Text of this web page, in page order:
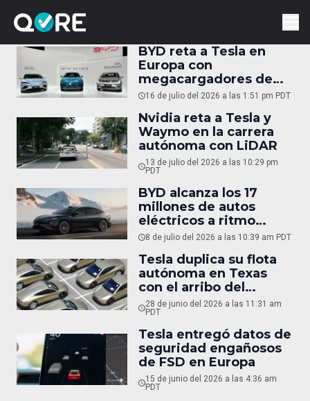
BYD reta a Tesla en
Europa con
megacargadores de
1,500 kW
16 de julio del 2026 a las 1:51 pm PDT
Nvidia reta a Tesla y
Waymo en la carrera
autónoma con LiDAR
13 de julio del 2026 a las 10:29 pm
PDT
BYD alcanza los 17
millones de autos
eléctricos a ritmo
récord
8 de julio del 2026 a las 10:39 am PDT
Tesla duplica su flota
autónoma en Texas
con el arribo del
Cybercab
28 de junio del 2026 a las 11:31 am
PDT
Tesla entregó datos de
seguridad engañosos
de FSD en Europa
15 de junio del 2026 a las 4:36 am
PDT